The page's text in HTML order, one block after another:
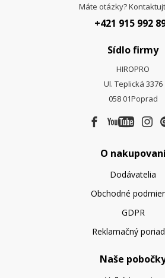
Máte otázky?
+421 915 992
Sídlo firmy
HIROPRO
Ul. Teplická 3376
058 01Poprad
O
Dodávatelia
Obchodné
GDPR
Reklamačný
Naše